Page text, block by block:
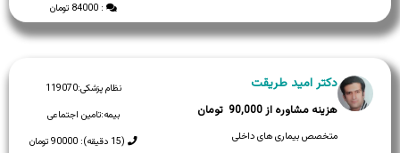
: 84000 تومان
نظام پزشکی:119070
بیمه:تامین اجتماعی
(15 دقیقه): 90000 تومان
دکتر امید طریقت
90,000
متخصص بیماری های داخلی